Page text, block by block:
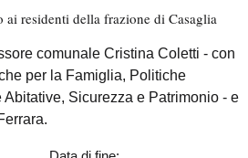
ai residenti della frazione di Casaglia
comunale Cristina Coletti - con
per la Famiglia, Politiche
Sicurezza e Patrimonio - e